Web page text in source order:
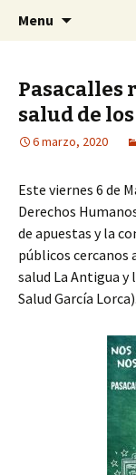
CSR
Centro
Menu
Pasacalles
salud de
6 marzo, 2020
Este viernes 6 de
Derechos
de apuestas y la
públicos cercanos
salud La Antigua
Salud García Lorca).